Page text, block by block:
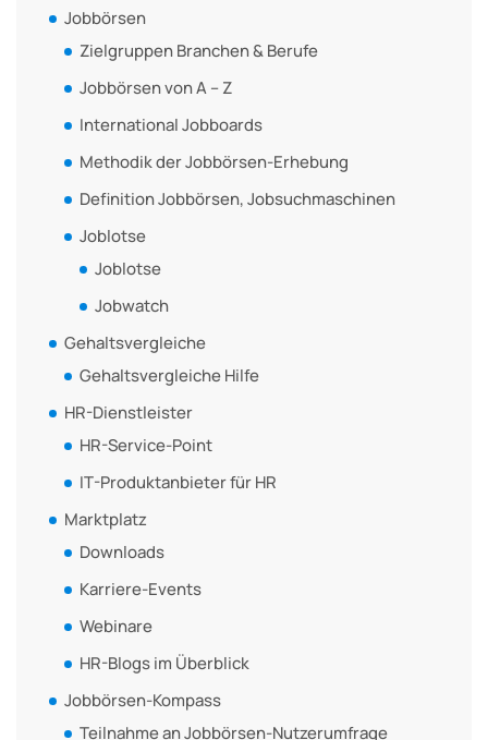
Jobbörsen
Zielgruppen Branchen & Berufe
Jobbörsen von A – Z
International Jobboards
Methodik der Jobbörsen-Erhebung
Definition Jobbörsen, Jobsuchmaschinen
Joblotse
Joblotse
Jobwatch
Gehaltsvergleiche
Gehaltsvergleiche Hilfe
HR-Dienstleister
HR-Service-Point
IT-Produktanbieter für HR
Marktplatz
Downloads
Karriere-Events
Webinare
HR-Blogs im Überblick
Jobbörsen-Kompass
Teilnahme an Jobbörsen-Nutzerumfrage